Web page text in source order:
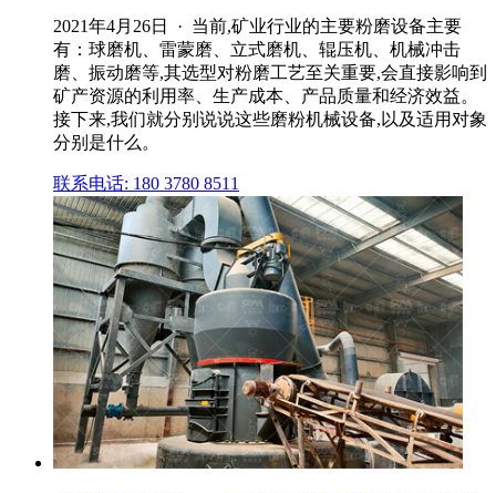
2021年4月26日 · 当前,矿业行业的主要粉磨设备主要
有：球磨机、雷蒙磨、立式磨机、辊压机、机械冲击
磨、振动磨等,其选型对粉磨工艺至关重要,会直接影响到
矿产资源的利用率、生产成本、产品质量和经济效益。
接下来,我们就分别说说这些磨粉机械设备,以及适用对象
分别是什么。
联系电话: 180 3780 8511